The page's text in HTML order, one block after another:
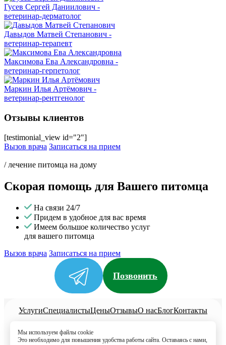
Гусев Сергей Даниилович -
ветеринар-дерматолог
Давыдов Матвей Степанович -
ветеринар-терапевт
Максимова Ева Александровна -
ветеринар-герпетолог
Маркин Илья Артёмович -
ветеринар-рентгенолог
Отзывы клиентов
[testimonial_view id="2"]
Вызов врача Записаться на прием
/ лечение питомца на дому
Скорая помощь для Вашего питомца
На связи 24/7
Придем в удобное для вас время
Имеем большое количество услуг
для вашего питомца
Вызов врача Записаться на прием
Мы используем файлы cookie
Это необходимо для повышения удобства работы сайта. Оставаясь с нами,
Позвонить
УслугиСпециалистыЦеныОтзывыО насБлогКонтакты
Политика конфиденциальности
Согласие на обработку